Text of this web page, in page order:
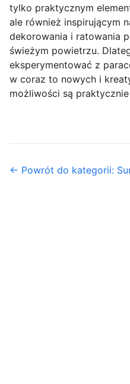
tylko praktycznym
ale również inspirującym
dekorowania i ratowania
świeżym powietrzu.
eksperymentować z
w coraz to nowych i
możliwości są
← Powrót do kategorii: